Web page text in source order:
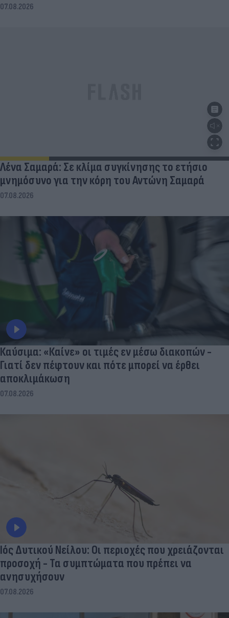
07.08.2026
Λένα Σαμαρά: Σε κλίμα συγκίνησης το ετήσιο
μνημόσυνο για την κόρη του Αντώνη Σαμαρά
07.08.2026
Καύσιμα: «Καίνε» οι τιμές εν μέσω διακοπών -
Γιατί δεν πέφτουν και πότε μπορεί να έρθει
αποκλιμάκωση
07.08.2026
Ιός Δυτικού Νείλου: Οι περιοχές που χρειάζονται
προσοχή - Τα συμπτώματα που πρέπει να
ανησυχήσουν
07.08.2026